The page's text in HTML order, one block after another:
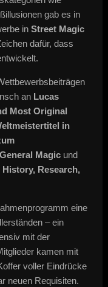
gab es in
in Street Magic
dafür, dass
an Lucas
Most Original
in
Magic und
Research,
eine
– ein
mit der
kamen mit
voller Eindrücke
neuen Requisiten.